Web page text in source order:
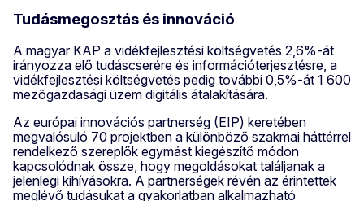
Tudásmegosztás és innováció
A magyar KAP a vidékfejlesztési költségvetés 2,6%-át
irányozza elő tudáscserére és információterjesztésre, a
vidékfejlesztési költségvetés pedig további 0,5%-át 1 600
mezőgazdasági üzem digitális átalakítására.
Az európai innovációs partnerség (EIP) keretében
megvalósuló 70 projektben a különböző szakmai háttérrel
rendelkező szereplők egymást kiegészítő módon
kapcsolódnak össze, hogy megoldásokat találjanak a
jelenlegi kihívásokra. A partnerségek révén az érintettek
meglévő tudásukat a gyakorlatban alkalmazható